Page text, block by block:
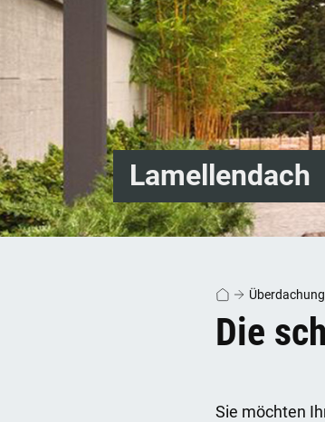
Lamellendach
Überdachung
Die
Sie möchten